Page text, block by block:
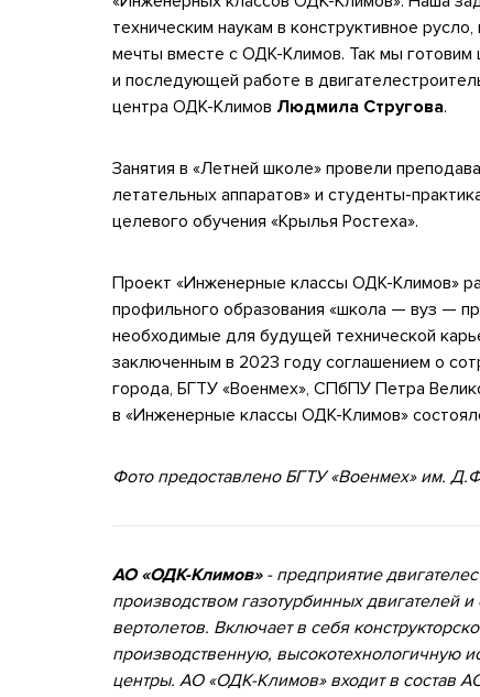
техническим наукам в конструктивное
мечты вместе с ОДК-Климов. Так мы готовим
и последующей работе в
центра ОДК-Климов Людмила Стругова.
Занятия в «Летней школе» провели
летательных аппаратов» и студенты-
целевого обучения «Крылья Ростеха».
Проект «Инженерные классы ОДК-Климов»
профильного образования «школа — вуз —
необходимые для будущей технической
заключенным в 2023 году соглашением о
города, БГТУ «Военмех», СПбПУ Петра
в «Инженерные классы ОДК-Климов»
Фото предоставлено БГТУ «Военмех» им.
АО «ОДК-Климов»- предприятие
производством газотурбинных двигателей
вертолетов. Включает в себя
производственную, высокотехнологичную
центры. АО «ОДК-Климов» входит в состав